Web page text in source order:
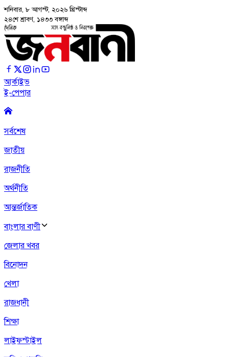
শনিবার, ৮ আগস্ট, ২০২৬ খ্রিস্টাব্দ
২৪শে শ্রাবণ, ১৪৩৩ বঙ্গাব্দ
আর্কাইভ
ই-পেপার
সর্বশেষ
জাতীয়
রাজনীতি
অর্থনীতি
আন্তর্জাতিক
বাংলার বাণী
জেলার খবর
বিনোদন
খেলা
রাজধানী
শিক্ষা
লাইফস্টাইল